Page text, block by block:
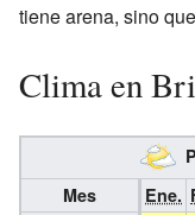
tiene arena, sino
Clima en
Mes
Ene.